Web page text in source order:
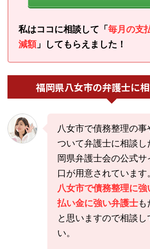
私はココに相談して「 毎月の支
減額」してもらえました！
福岡県八女市の弁護士に
八女市で債務整理の事
ついて弁護士に相談し
岡県弁護士会の公式サ
口が用意されています
八女市で債務整理に
払い金に強い弁護士も
と思いますので相談し
い。